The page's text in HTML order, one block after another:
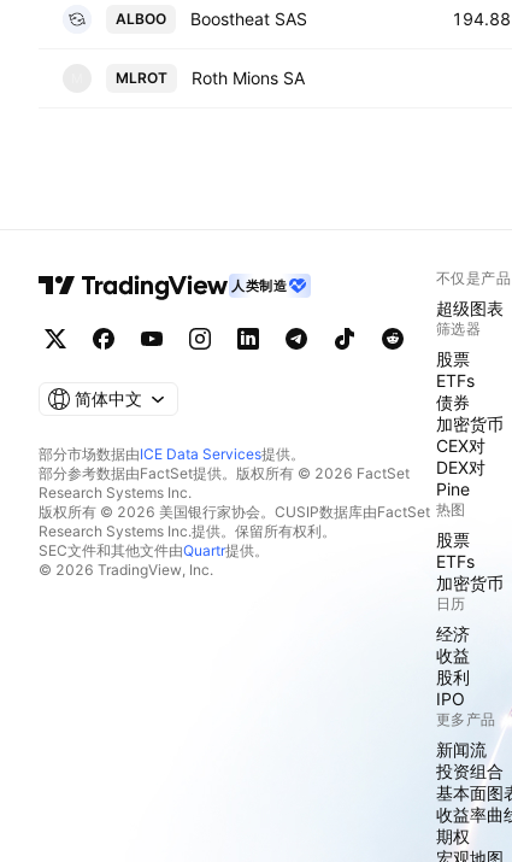
ALBOO Boostheat SAS 194.88
MLROT Roth Mions SA
人类制造
简体中文
部分市场数据由ICE Data Services提供。
部分参考数据由FactSet提供。版权所有 © 2026 FactSet
Research Systems Inc.
版权所有 © 2026 美国银行家协会。CUSIP数据库由FactSet
Research Systems Inc.提供。保留所有权利。
SEC文件和其他文件由Quartr提供。
© 2026 TradingView, Inc.
不仅是产品
超级图表
筛选器
股票
ETFs
债券
加密货币
CEX对
DEX对
Pine
热图
股票
ETFs
加密货币
日历
经济
收益
股利
IPO
更多产品
新闻流
投资组合
基本面图
收益率曲
期权
宏观地图